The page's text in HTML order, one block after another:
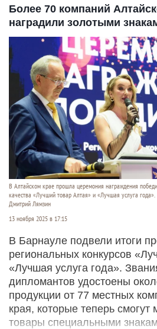
Более 70 компаний
наградили золотыми
В Алтайском крае прошла церемония награждения
качества «Лучший товар Алтая» и «Лучшая услуга года».
Дмитрий Лямзин
13 ноября 2025 в 17:15
В Барнауле подвели итоги
региональных конкурсов
«Лучшая услуга года».
дипломантов удостоены
продукции от 77 местных
края, которые теперь смогут
товары специальными